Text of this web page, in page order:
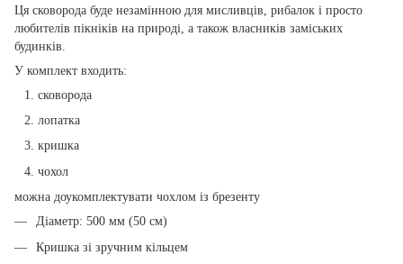
Ця сковорода буде незамінною для мисливців, рибалок і просто
любителів пікніків на природі, а також власників заміських
будинків.
У комплект входить:
сковорода
лопатка
кришка
чохол
можна доукомплектувати чохлом із брезенту
Діаметр: 500 мм (50 см)
Кришка зі зручним кільцем